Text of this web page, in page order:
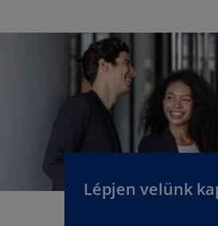
Lépjen velünk